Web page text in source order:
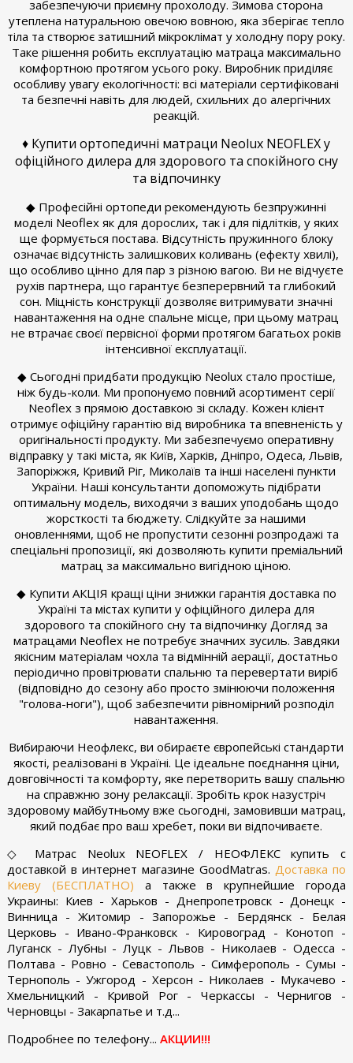
забезпечуючи приємну прохолоду. Зимова сторона
утеплена натуральною овечою вовною, яка зберігає тепло
тіла та створює затишний мікроклімат у холодну пору року.
Таке рішення робить експлуатацію матраца максимально
комфортною протягом усього року. Виробник приділяє
особливу увагу екологічності: всі матеріали сертифіковані
та безпечні навіть для людей, схильних до алергічних
реакцій.
♦ Купити ортопедичні матраци Neolux NEOFLEX у
офіційного дилера для здорового та спокійного сну
та відпочинку
◆ Професійні ортопеди рекомендують безпружинні
моделі Neoflex як для дорослих, так і для підлітків, у яких
ще формується постава. Відсутність пружинного блоку
означає відсутність залишкових коливань (ефекту хвилі),
що особливо цінно для пар з різною вагою. Ви не відчуєте
рухів партнера, що гарантує безперервний та глибокий
сон. Міцність конструкції дозволяє витримувати значні
навантаження на одне спальне місце, при цьому матрац
не втрачає своєї первісної форми протягом багатьох років
інтенсивної експлуатації.
◆ Сьогодні придбати продукцію Neolux стало простіше,
ніж будь-коли. Ми пропонуємо повний асортимент серії
Neoflex з прямою доставкою зі складу. Кожен клієнт
отримує офіційну гарантію від виробника та впевненість у
оригінальності продукту. Ми забезпечуємо оперативну
відправку у такі міста, як Київ, Харків, Дніпро, Одеса, Львів,
Запоріжжя, Кривий Ріг, Миколаїв та інші населені пункти
України. Наші консультанти допоможуть підібрати
оптимальну модель, виходячи з ваших уподобань щодо
жорсткості та бюджету. Слідкуйте за нашими
оновленнями, щоб не пропустити сезонні розпродажі та
спеціальні пропозиції, які дозволяють купити преміальний
матрац за максимально вигідною ціною.
◆ Купити АКЦІЯ кращі ціни знижки гарантія доставка по
Україні та містах купити у офіційного дилера для
здорового та спокійного сну та відпочинку Догляд за
матрацами Neoflex не потребує значних зусиль. Завдяки
якісним матеріалам чохла та відмінній аерації, достатньо
періодично провітрювати спальню та перевертати виріб
(відповідно до сезону або просто змінюючи положення
"голова-ноги"), щоб забезпечити рівномірний розподіл
навантаження.
Вибираючи Неофлекс, ви обираєте європейські стандарти
якості, реалізовані в Україні. Це ідеальне поєднання ціни,
довговічності та комфорту, яке перетворить вашу спальню
на справжню зону релаксації. Зробіть крок назустріч
здоровому майбутньому вже сьогодні, замовивши матрац,
який подбає про ваш хребет, поки ви відпочиваєте.
◇ Матрас Neolux NEOFLEX / НЕОФЛЕКС купить с
доставкой в интернет магазине GoodMatras.Доставка по
Киеву (БЕСПЛАТНО) а также в крупнейшие города
Украины: Киев - Харьков - Днепропетровск - Донецк -
Винница - Житомир - Запорожье - Бердянск - Белая
Церковь - Ивано-Франковск - Кировоград - Конотоп -
Луганск - Лубны - Луцк - Львов - Николаев - Одесса -
Полтава - Ровно - Севастополь - Симферополь - Сумы -
Тернополь - Ужгород - Херсон - Николаев - Мукачево -
Хмельницкий - Кривой Рог - Черкассы - Чернигов -
Черновцы - Закарпатье и т.д...
Подробнее по телефону... АКЦИИ!!!